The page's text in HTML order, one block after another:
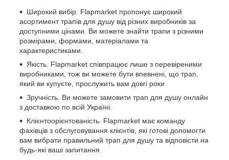
Широкий вибір. Flapmarket пропонує широкий
асортимент трапів для душу від різних виробників за
доступними цінами. Ви можете знайти трапи з різними
розмірами, формами, матеріалами та
характеристиками.
Якість. Flapmarket співпрацює лише з перевіреними
виробниками, тож ви можете бути впевнені, що трап,
який ви купуєте, прослужить вам довгі роки
Зручність. Ви можете замовити трап для душу онлайн
з доставкою по всій Україні.
Клієнтоорієнтованість. Flapmarket має команду
фахівців з обслуговування клієнтів, які готові допомогти
вам вибрати правильний трап для душу та відповісти на
будь-які ваші запитання.